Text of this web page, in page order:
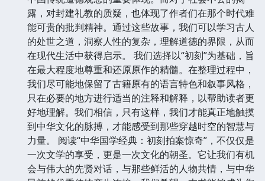
露，对封建礼教的质疑，也体现了作者们在那个时代难
能可贵的批判精神。通过这些故事，我们可以学习古人
的处世之道，洞察人性的复杂，理解道德的界限，从而
在现代生活中获得启示。 我们选择以“初刻”为基础，旨
在最大程度地尊重和还原原作的精髓。在整理过程中，
我们尽可能地保留了古籍原有的语言特色和叙事风格，
只在必要的地方进行适当的注释和解释，以帮助读者更
好地理解。我们相信，只有这样，我们才能真正地触摸
到中华文化的脉搏，才能感受到那些穿越时空的智慧与
力量。 阅读“中华国学经典：初刻拍案惊奇”，不仅仅是
一次文学的享受，更是一次文化的朝圣。它让我们有机
会与伟大的先贤对话，与那些鲜活的人物共情，与中华